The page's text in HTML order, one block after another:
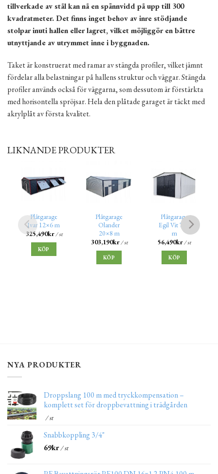
tillverkade av stål kan nå en spännvidd på upp till 300
kvadratmeter. Det finns inget behov av inre stödjande
stolpar inuti hallen eller lagret, vilket möjliggör en bättre
utnyttjande av utrymmet inne i byggnaden.
Taket är konstruerat med ramar av stängda profiler, vilket jämnt
fördelar alla belastningar på hallens struktur och väggar. Stängda
profiler används också för väggarna, som dessutom är förstärkta
med horisontella spröjsar. Hela den plåtade garaget är täckt med
akrylplåt av första kvalitet.
LIKNANDE PRODUKTER
Plåtgarage
Ivar 12×6 m
325,490kr/ st
KÖP
Plåtgarage
Olander
20×8 m
303,190kr/ st
KÖP
Plåtgarage
Egil Vit 7×5
m
56,490kr/ st
KÖP
NYA PRODUKTER
Droppslang 100 m med tryckkompensation –
komplett set för droppbevattning i trädgården
/ st
Snabbkoppling 3/4"
69kr/ st